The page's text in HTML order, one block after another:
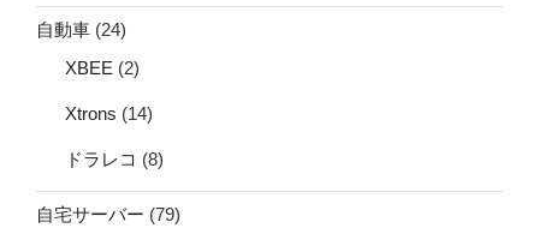
自動車 (24)
XBEE (2)
Xtrons (14)
ドラレコ (8)
自宅サーバー (79)